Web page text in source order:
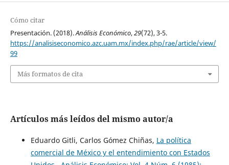
Cómo citar
Presentación. (2018).Análisis Económico,29(72), 3-5.
https://analisiseconomico.azc.uam.mx/index.php/rae/article/view/
99
Más formatos de cita
Artículos más leídos del mismo autor/a
Eduardo Gitli, Carlos Gómez Chiñas, La política
comercial de México y el entendimiento con Estados